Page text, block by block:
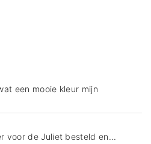
een mooie kleur mijn
voor de Juliet besteld en...